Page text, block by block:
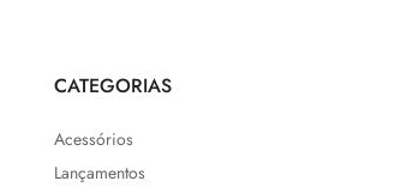
CATEGORIAS
Acessórios
Lançamentos